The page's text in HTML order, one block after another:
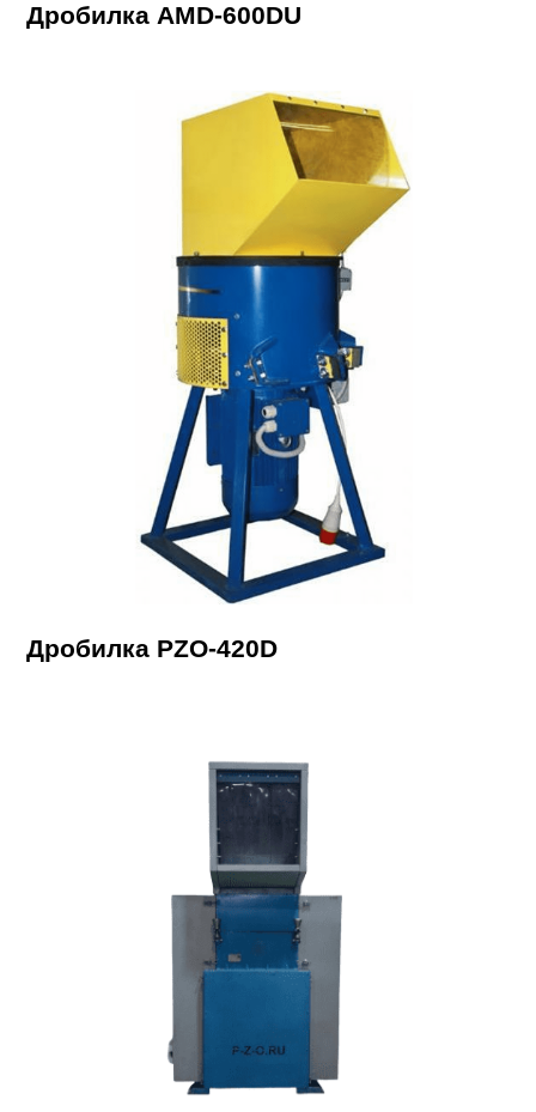
Дробилка AMD-600DU
Дробилка PZO-420D